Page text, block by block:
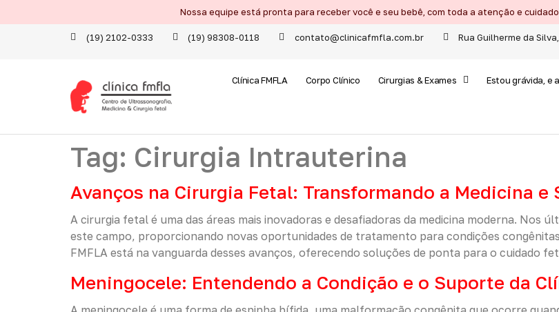
Nossa equipe está pronta para receber você e seu bebê, com toda a atenção e
(19) 2102-0333 (19) 98308-0118 contato@clinicafmfla.com.br Rua Guilherme da
Clínica FMFLA Corpo Clínico Cirurgias & Exames Estou grávida, e
Tag: Cirurgia Intrauterina
Avanços na Cirurgia Fetal: Transformando a Medicina e
A cirurgia fetal é uma das áreas mais inovadoras e desafiadoras da medicina moderna. Nos
este campo, proporcionando novas oportunidades de tratamento para condições
FMFLA está na vanguarda desses avanços, oferecendo soluções de ponta para o cuidado
Meningocele: Entendendo a Condição e o Suporte da